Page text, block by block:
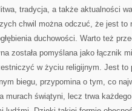
tradycja, a także aktualności
chwil można odczuć, że jest to
duchowości. Warto też
została pomyślana jako łącznik
w życiu religijnym. Jest to
biegu, przypomina o tym, co
murach świątyni, lecz trwa